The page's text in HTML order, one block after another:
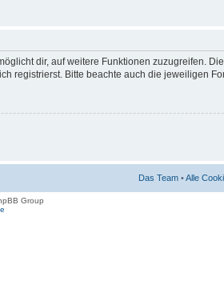
dir, auf weitere Funktionen zuzugreifen.
registrierst. Bitte beachte auch die jeweiligen
Das Team •Alle
Group